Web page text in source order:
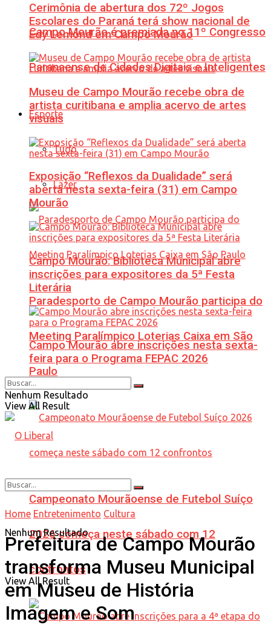
Campo Mourão é premiada no 11º Congresso
Paranaense de Cidades Digitais e Inteligentes
Esporte
Tudo
Lazer
Paradesporto de Campo Mourão participa do
Meeting Paralímpico Loterias Caixa em São
Paulo
Campeonato Mourãoense de Futebol Suíço
2026 começa neste sábado com 12
confrontos
Cerimônia de abertura dos 72º Jogos
Escolares do Paraná terá show nacional de
Edy Lemond em Campo Mourão
Museu de Campo Mourão recebe obra de
artista curitibana e amplia acervo de artes
visuais
Exposição “Reflexos da Dualidade” será
aberta nesta sexta-feira (31) em Campo
Mourão
Campo Mourão: Biblioteca Municipal abre
inscrições para expositores da 5ª Festa
Literária
Campo Mourão abre inscrições nesta sexta-
feira para o Programa FEPAC 2026
Nenhum Resultado
View All Result
Nenhum Resultado
View All Result
Home Entretenimento Cultura
Prefeitura de Campo Mourão
transforma Museu Municipal
em Museu de História
Imagem e Som